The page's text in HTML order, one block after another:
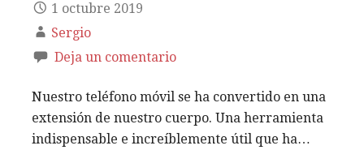
1 octubre 2019
Sergio
Deja un comentario
Nuestro teléfono móvil se ha convertido en una
extensión de nuestro cuerpo. Una herramienta
indispensable e increíblemente útil que ha…